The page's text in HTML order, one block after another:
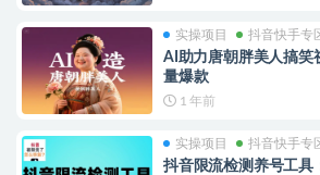
实操项目 抖音快手专
AI助力唐朝胖美人搞笑
量爆款
1 年前
实操项目 抖音快手专
抖音限流检测养号工具